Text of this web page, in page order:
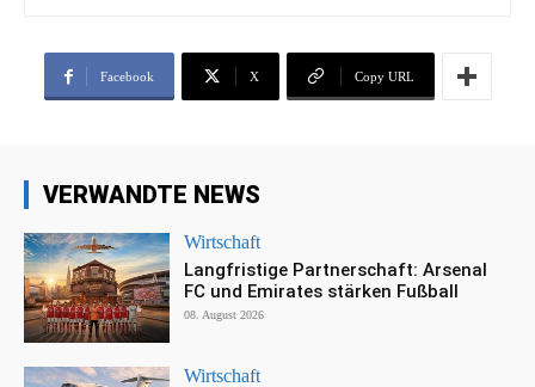
Facebook X Copy URL
VERWANDTE NEWS
Wirtschaft
Langfristige Partnerschaft: Arsenal
FC und Emirates stärken Fußball
08. August 2026
Wirtschaft